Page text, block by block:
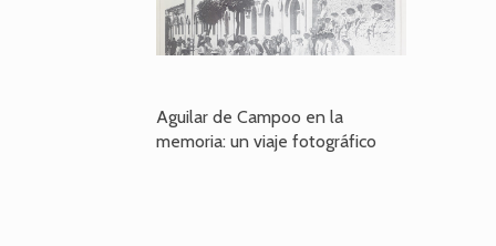
Aguilar de Campoo en la
memoria: un viaje fotográfico